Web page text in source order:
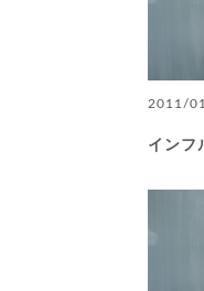
2011/
インフ